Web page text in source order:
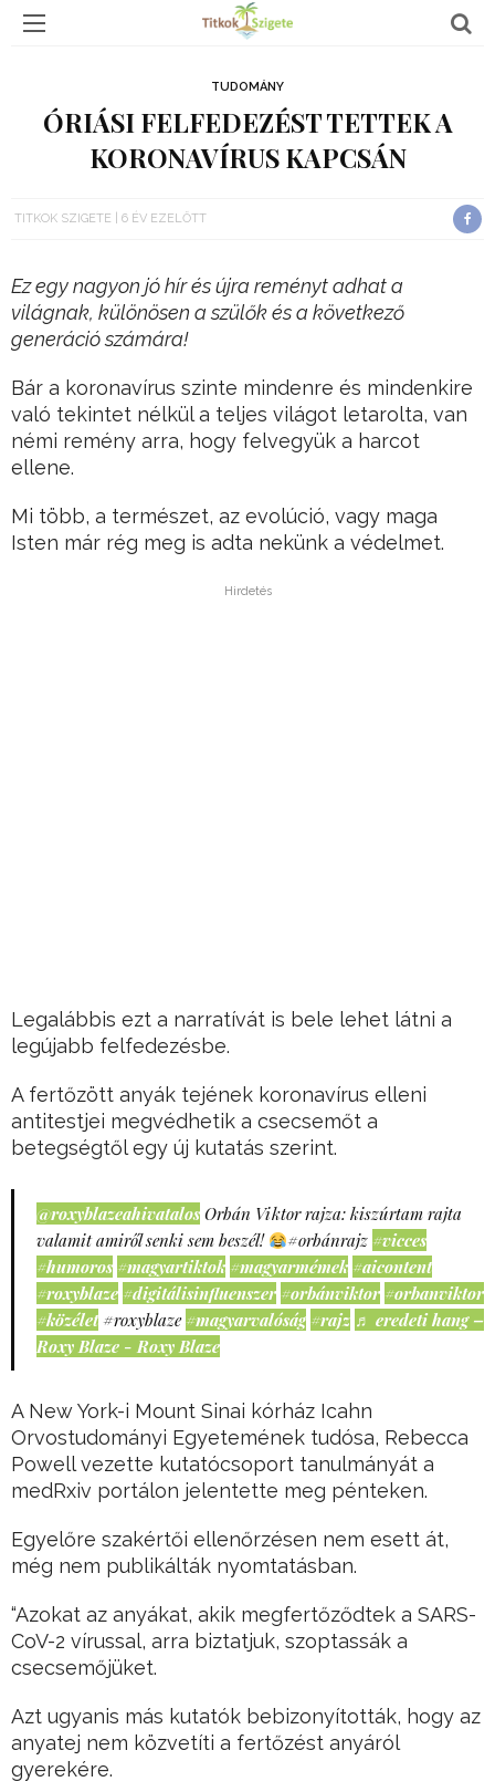
TUDOMÁNY
ÓRIÁSI FELFEDEZÉST TETTEK A
KORONAVÍRUS KAPCSÁN
TITKOK SZIGETE 6 ÉV EZELŐTT
Ez egy nagyon jó hír és újra reményt adhat a
világnak, különösen a szülők és a következő
generáció számára!
Bár a koronavírus szinte mindenre és mindenkire
való tekintet nélkül a teljes világot letarolta, van
némi remény arra, hogy felvegyük a harcot
ellene.
Mi több, a természet, az evolúció, vagy maga
Isten már rég meg is adta nekünk a védelmet.
Hirdetés
Legalábbis ezt a narratívát is bele lehet látni a
legújabb felfedezésbe.
A fertőzött anyák tejének koronavírus elleni
antitestjei megvédhetik a csecsemőt a
betegségtől egy új kutatás szerint.
@roxyblazeahivatalos Orbán Viktor rajza: kiszúrtam rajta
valamit amiről senki sem beszél!
#orbánrajz #vicces
#humoros #magyartiktok #magyarmémek #aicontent
#roxyblaze #digitálisinfluenszer #orbánviktor #orbanviktor
#közélet #roxyblaze #magyarvalóság #rajz ♬ eredeti hang –
Roxy Blaze - Roxy Blaze
A New York-i Mount Sinai kórház Icahn
Orvostudományi Egyetemének tudósa, Rebecca
Powell vezette kutatócsoport tanulmányát a
medRxiv portálon jelentette meg pénteken.
Egyelőre szakértői ellenőrzésen nem esett át,
még nem publikálták nyomtatásban.
“Azokat az anyákat, akik megfertőződtek a SARS-
CoV-2 vírussal, arra biztatjuk, szoptassák a
csecsemőjüket.
Azt ugyanis más kutatók bebizonyították, hogy az
anyatej nem közvetíti a fertőzést anyáról
gyerekére.